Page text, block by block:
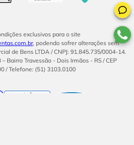
exclusivos para o site
, podendo sofrer alterações sem
de Bens LTDA / CNPJ: 91.845.735/0004-14.
– Bairro Travessão - Dois Irmãos - RS / CEP
/ Telefone: (51) 3103.0100